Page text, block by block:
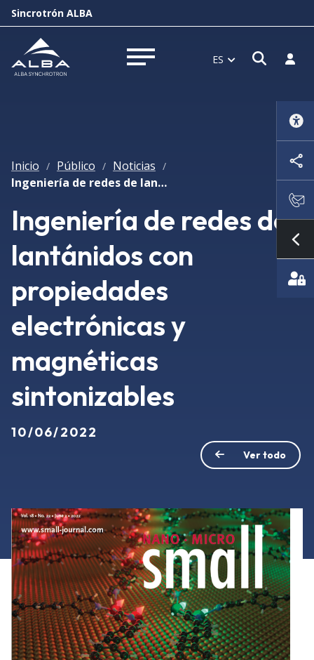
Sincrotrón ALBA
Abrir menú ES Abrir
Inicio / Público / Noticias /
Ingeniería de redes de lantánidos con propiedades electrónicas y magnéticas sintonizables
Ingeniería de redes de
lantánidos con
propiedades
electrónicas y
magnéticas
sintonizables
10/06/2022
Ver todo